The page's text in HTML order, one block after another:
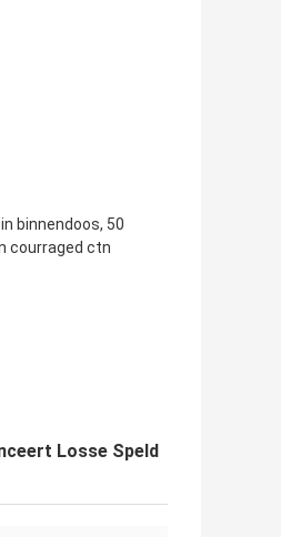
binnendoos, 50
courraged ctn
Losse Speld